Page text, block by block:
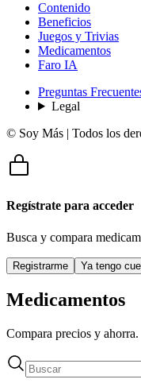
Contenido
Beneficios
Juegos y Trivias
Medicamentos
Faro IA
Preguntas
Legal
© Soy Más | Todos los
Regístrate para acceder
Busca y compara
Registrarme Ya tengo
Medicamentos
Compara precios y ahorra.